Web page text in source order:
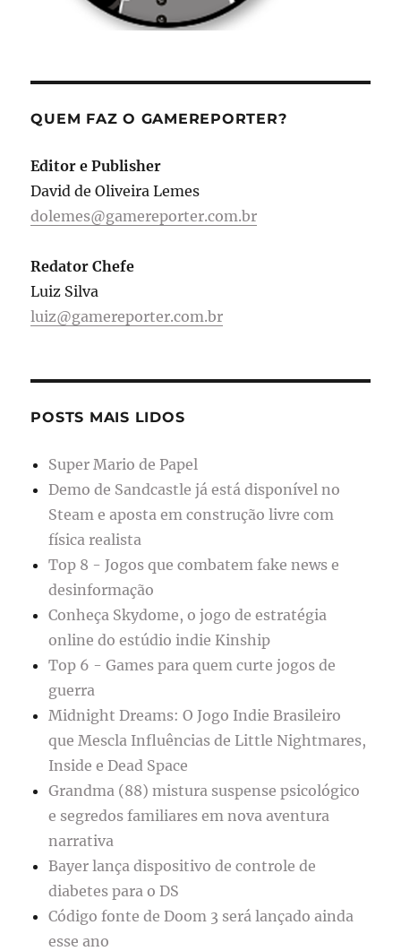
QUEM FAZ O GAMEREPORTER?
Editor e Publisher
David de Oliveira Lemes
dolemes@gamereporter.com.br
Redator Chefe
Luiz Silva
luiz@gamereporter.com.br
POSTS MAIS LIDOS
Super Mario de Papel
Demo de Sandcastle já está disponível no
Steam e aposta em construção livre com
física realista
Top 8 - Jogos que combatem fake news e
desinformação
Conheça Skydome, o jogo de estratégia
online do estúdio indie Kinship
Top 6 - Games para quem curte jogos de
guerra
Midnight Dreams: O Jogo Indie Brasileiro
que Mescla Influências de Little Nightmares,
Inside e Dead Space
Grandma (88) mistura suspense psicológico
e segredos familiares em nova aventura
narrativa
Bayer lança dispositivo de controle de
diabetes para o DS
Código fonte de Doom 3 será lançado ainda
esse ano